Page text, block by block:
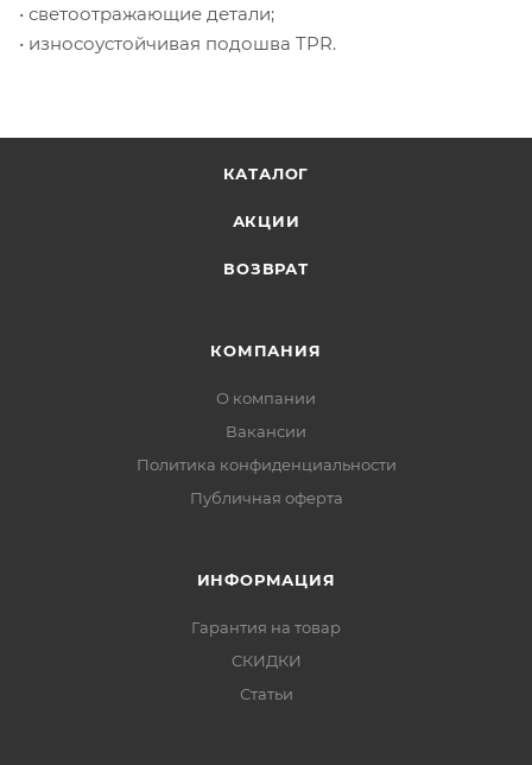
• светоотражающие детали;
• износоустойчивая подошва TPR.
КАТАЛОГ
АКЦИИ
ВОЗВРАТ
КОМПАНИЯ
О компании
Вакансии
Политика конфиденциальности
Публичная оферта
ИНФОРМАЦИЯ
Гарантия на товар
СКИДКИ
Статьи